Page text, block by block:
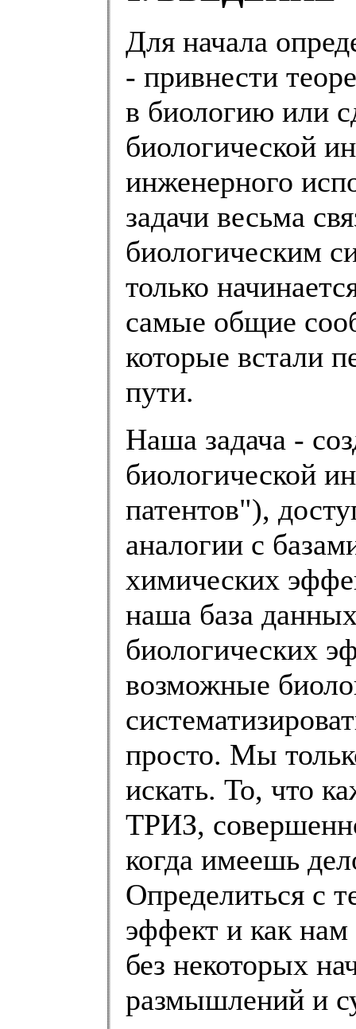
Для начала
- привнести
в биологию или
биологической
инженерного
задачи весьма
биологическим
только
самые общие
которые встали
пути.
Наша задача -
биологической
патентов"),
аналогии с
химических
наша база
биологических
возможные
просто. Мы
искать. То, что
ТРИЗ,
когда имеешь
Определиться с
эффект и как нам
без некоторых
размышлений и